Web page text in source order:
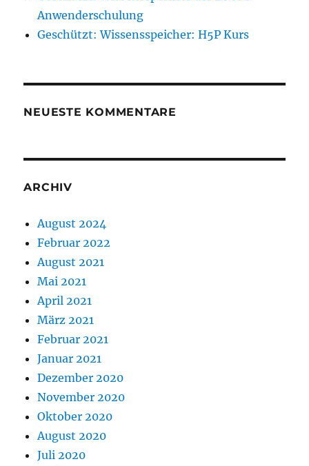
Anwenderschulung
Geschützt: Wissensspeicher: H5P Kurs
NEUESTE KOMMENTARE
ARCHIV
August 2024
Februar 2022
August 2021
Mai 2021
April 2021
März 2021
Februar 2021
Januar 2021
Dezember 2020
November 2020
Oktober 2020
August 2020
Juli 2020